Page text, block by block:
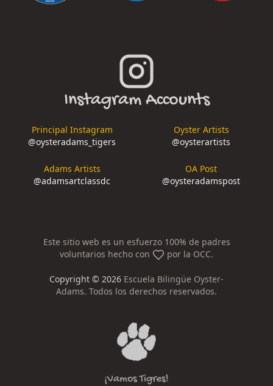
Instagram Accounts
Principal Instagram
@oysteradams_tigers
Oyster Artists
@oysterartists
Adams Artists
@adamsartclassdc
OA Post
@oysteradamspost
Este sitio web es un esfuerzo 100% de padres
voluntarios hecho con
por la OCC.
Copyright © 2026 Escuela Bilingüe Oyster-
Adams. Todos los derechos reservados.
¡Vamos Tigres!